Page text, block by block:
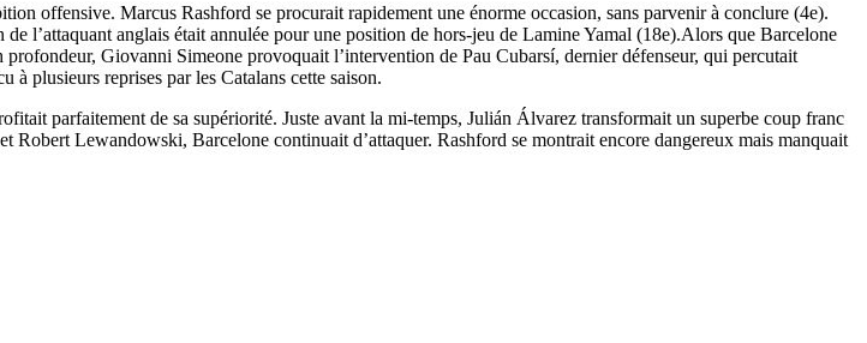
offensive. Marcus Rashford se procurait rapidement une énorme occasion, sans parvenir à conclure (4e).
l’attaquant anglais était annulée pour une position de hors-jeu de Lamine Yamal (18e).Alors que Barcelone
Giovanni Simeone provoquait l’intervention de Pau Cubarsí, dernier défenseur, qui percutait
à plusieurs reprises par les Catalans cette saison.
parfaitement de sa supériorité. Juste avant la mi-temps, Julián Álvarez transformait un superbe coup franc
Robert Lewandowski, Barcelone continuait d’attaquer. Rashford se montrait encore dangereux mais manquait